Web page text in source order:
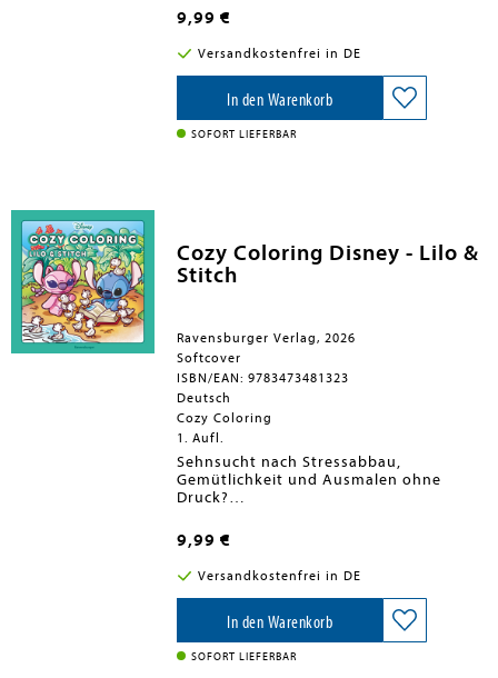
Details laden zum Ausmalen und
Abschalten ein. Dieses Halloween
Malbuch für Teenager und Erwachsene
kombiniert Gruselspaß mit Humor -
ideal für kreative Entspannung mit
einem Augenzwinkern.
9,99 €
Versandkostenfrei in DE
In den Warenkorb
SOFORT LIEFERBAR
Cozy Coloring Disney - Lilo &
Stitch
Ravensburger Verlag, 2026
Softcover
ISBN/EAN: 9783473481323
Deutsch
Cozy Coloring
1. Aufl.
Sehnsucht nach Stressabbau,
Gemütlichkeit und Ausmalen ohne
Druck?
cozy Momente voller Entspannung und
Nostalgie garantiert! Das Ausmalbuch
ist gefüllt mit den tollsten Figuren aus
der Welt von Stitch. Viele einfache
Motive sorgen für Ausmalen ohne Druck
- einfach Stifte nehmen und losmalen!
Und wer Lust auf mehr hat, kann die
Motive mit eigenen Details und Mustern
9,99 €
Versandkostenfrei in DE
In den Warenkorb
SOFORT LIEFERBAR